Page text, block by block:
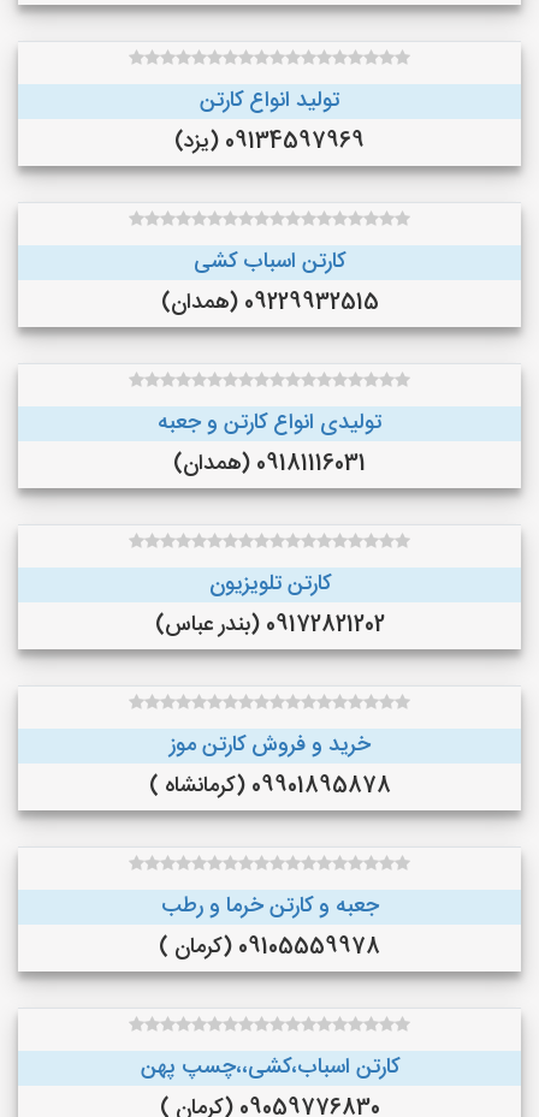
تولید انواع کارتن
09134597969 (یزد)
کارتن اسباب کشی
09229932515 (همدان)
تولیدی انواع کارتن و جعبه
09181116031 (همدان)
کارتن تلویزیون
09172821202 (بندر عباس)
خرید و فروش کارتن موز
09901895878 (کرمانشاه )
جعبه و کارتن خرما و رطب
09105559978 (کرمان )
کارتن اسباب،کشی،،چسپ پهن
09059776830 (کرمان )